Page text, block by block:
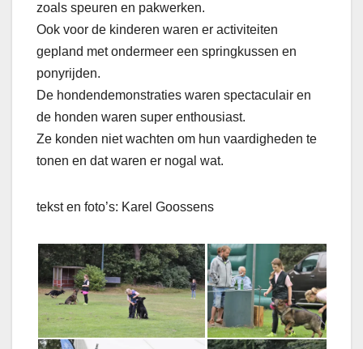
zoals speuren en pakwerken.
Ook voor de kinderen waren er activiteiten
gepland met ondermeer een springkussen en
ponyrijden.
De hondendemonstraties waren spectaculair en
de honden waren super enthousiast.
Ze konden niet wachten om hun vaardigheden te
tonen en dat waren er nogal wat.
tekst en foto’s: Karel Goossens